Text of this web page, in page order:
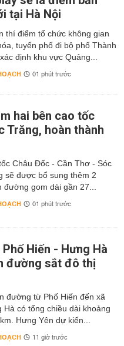
tại Hà Nội
thí điểm tổ chức không gian
tuyến phố đi bộ phố Thành
định khu vực Quảng...
01 phút trước
hai bên cao tốc
Trăng, hoàn thành
Châu Đốc - Cần Thơ - Sóc
sẽ được bổ sung thêm 2
đường gom dài gần 27...
01 phút trước
Hiến - Hưng Hà
đường sắt đô thị
đường từ Phố Hiến đến xã
Hà có tổng chiều dài khoảng
Hưng Yên dự kiến...
11 giờ trước